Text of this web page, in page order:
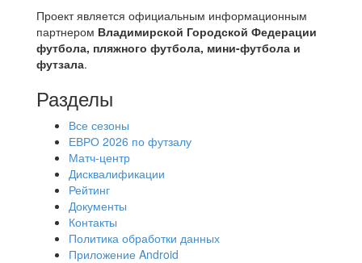
Проект является официальным информационным
партнером Владимирской Городской Федерации
футбола, пляжного футбола, мини-футбола и
футзала.
Разделы
Все сезоны
ЕВРО 2026 по футзалу
Матч-центр
Дисквалификации
Рейтинг
Документы
Контакты
Политика обработки данных
Приложение Android